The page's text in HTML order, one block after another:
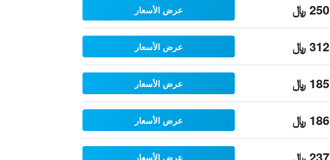
250 ﷼ عرض الأسعار
312 ﷼ عرض الأسعار
185 ﷼ عرض الأسعار
186 ﷼ عرض الأسعار
عرض الأسعار